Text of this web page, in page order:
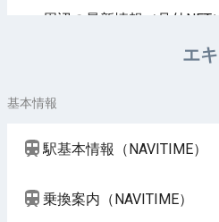
周辺の最新情報（号外NET）
エキ
基本情報
駅基本情報（NAVITIME）
乗換案内（NAVITIME）